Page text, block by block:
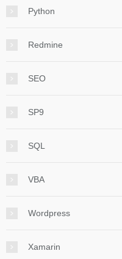
Python
Redmine
SEO
SP9
SQL
VBA
Wordpress
Xamarin